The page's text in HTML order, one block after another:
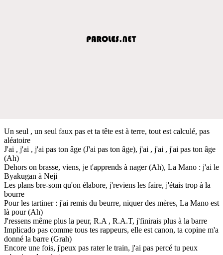
Un seul , un seul faux pas et ta tête est à terre, tout est calculé, pas
aléatoire
J'ai , j'ai , j'ai pas ton âge (J'ai pas ton âge), j'ai , j'ai , j'ai pas ton âge
(Ah)
Dehors on brasse, viens, je t'apprends à nager (Ah), La Mano : j'ai le
Byakugan à Neji
Les plans bre-som qu'on élabore, j'reviens les faire, j'étais trop à la
bourre
Pour les tartiner : j'ai remis du beurre, niquer des mères, La Mano est
là pour (Ah)
J'ressens même plus la peur, R.A , R.A.T, j'finirais plus à la barre
Implicado pas comme tous tes rappeurs, elle est canon, ta copine m'a
donné la barre (Grah)
Encore une fois, j'peux pas rater le train, j'ai pas percé tu peux